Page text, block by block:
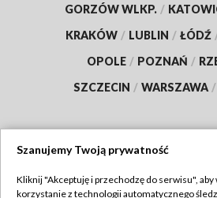
GORZÓW WLKP. /
KRAKÓW / LUBLIN / ŁÓDŹ
OPOLE / POZNAŃ /
SZCZECIN / WARSZAWA /
Szanujemy Twoją prywatność
Kliknij "Akceptuję i przechodzę do serwisu", aby
korzystanie z technologii automatycznego